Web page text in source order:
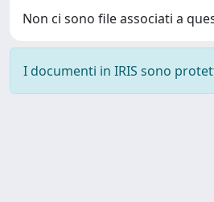
Non ci sono file associati a
I documenti in IRIS sono